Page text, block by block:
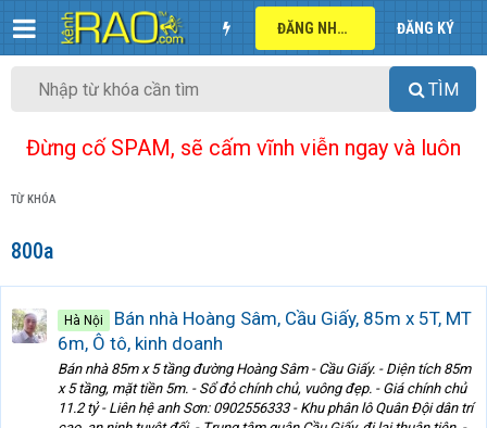
ĐĂNG NHẬP ĐĂNG KÝ
TÌM
Đừng cố SPAM, sẽ cấm vĩnh viễn ngay và luôn
TỪ KHÓA
800a
Hà Nội
Bán nhà Hoàng Sâm, Cầu Giấy, 85m x 5T, MT
6m, Ô tô, kinh doanh
Bán nhà 85m x 5 tầng đường Hoàng Sâm - Cầu Giấy. - Diện tích 85m
x 5 tầng, mặt tiền 5m. - Sổ đỏ chính chủ, vuông đẹp. - Giá chính chủ
11.2 tỷ - Liên hệ anh Sơn: 0902556333 - Khu phân lô Quân Đội dân trí